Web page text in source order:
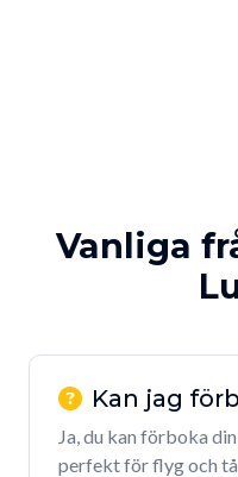
Vanliga
Kan jag
Ja, du kan förboka
perfekt för flyg och